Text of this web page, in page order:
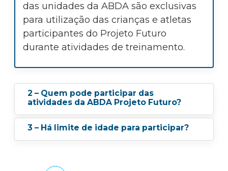
das unidades da ABDA são exclusivas
para utilização das crianças e atletas
participantes do Projeto Futuro
durante atividades de treinamento.
2 – Quem pode participar das
atividades da ABDA Projeto Futuro?
3 – Há limite de idade para participar?